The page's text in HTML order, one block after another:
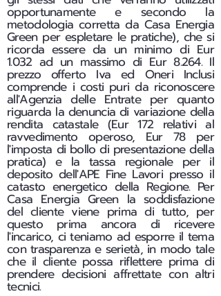
opportunamente e secondo la
metodologia corretta da Casa Energia
Green per espletare le pratiche), che si
ricorda essere da un minimo di Eur
1.032 ad un massimo di Eur 8.264. Il
prezzo offerto Iva ed Oneri Inclusi
comprende i costi puri da riconoscere
all'Agenzia delle Entrate per quanto
riguarda la denuncia di variazione della
rendita catastale (Eur 172 relativi al
ravvedimento operoso, Eur 78 per
l'imposta di bollo di presentazione della
pratica) e la tassa regionale per il
deposito dell'APE Fine Lavori presso il
catasto energetico della Regione. Per
Casa Energia Green la soddisfazione
del cliente viene prima di tutto, per
questo prima ancora di ricevere
l'incarico, ci teniamo ad esporre il tema
con trasparenza e serietà, in modo tale
che il cliente possa riflettere prima di
prendere decisioni affrettate con altri
tecnici.